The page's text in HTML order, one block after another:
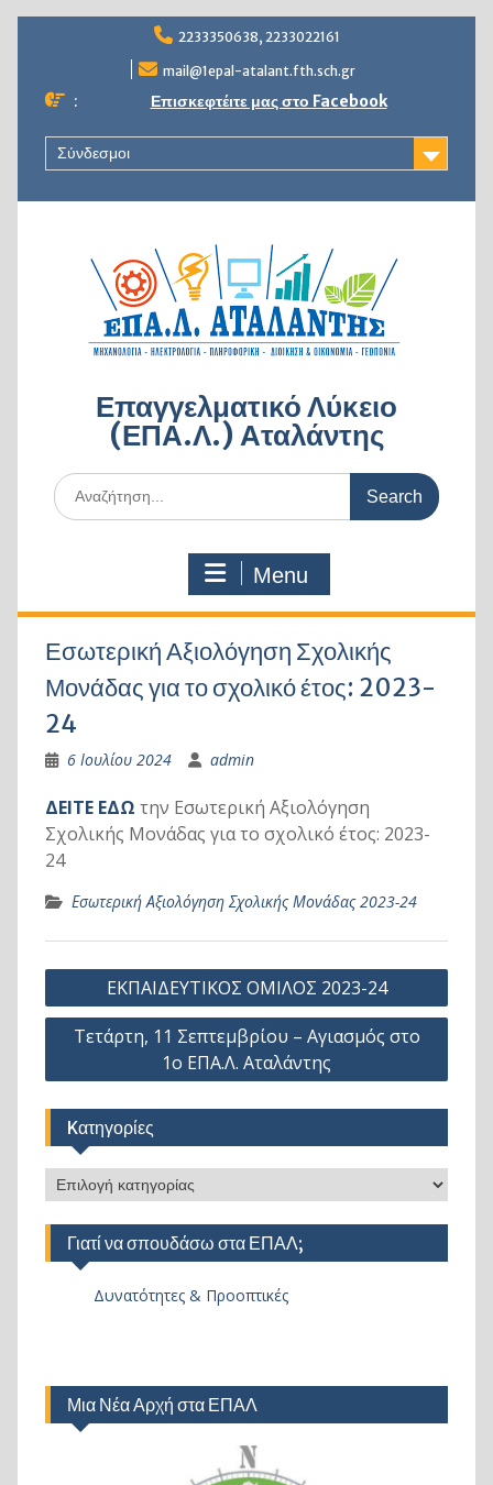
2233350638, 2233022161
mail@1epal-atalant.fth.sch.gr
: Επισκεφτέιτε μας στο Facebook
Σύνδεσμοι
Επαγγελματικό Λύκειο
(ΕΠΑ.Λ.) Αταλάντης
Search
for:
Menu
Εσωτερική Αξιολόγηση Σχολικής
Μονάδας για το σχολικό έτος: 2023-
24
6 Ιουλίου 2024 admin
ΔΕΙΤΕ ΕΔΩ την Εσωτερική Αξιολόγηση
Σχολικής Μονάδας για το σχολικό έτος: 2023-
24
Εσωτερική Αξιολόγηση Σχολικής Μονάδας 2023-24
Πλοήγηση
άρθρων
ΕΚΠΑΙΔΕΥΤΙΚΟΣ ΟΜIΛΟΣ 2023-24
Τετάρτη, 11 Σεπτεμβρίου – Αγιασμός στο
1ο ΕΠΑ.Λ. Αταλάντης
Kατηγορίες
Kατηγορίες
Γιατί να σπουδάσω στα ΕΠΑΛ;
Δυνατότητες & Προοπτικές
Μια Νέα Αρχή στα ΕΠΑΛ